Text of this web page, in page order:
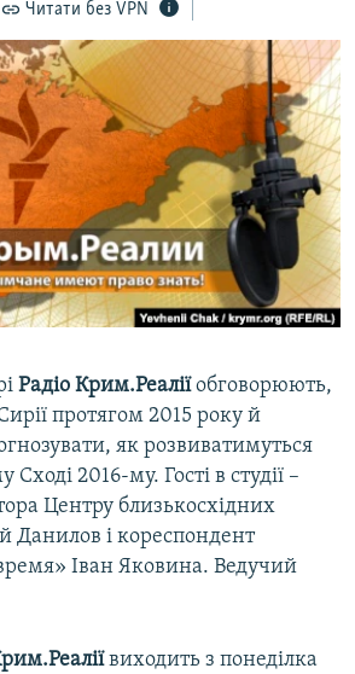
КРИМУ
Читати без VPN
Радіо Крим.Реаліїобговорюють,
протягом 2015 року й
як розвиватимуться
Сході 2016-му. Гості в студії –
Центру близькосхідних
Данилов і кореспондент
Іван Яковина. Ведучий
виходить з понеділка